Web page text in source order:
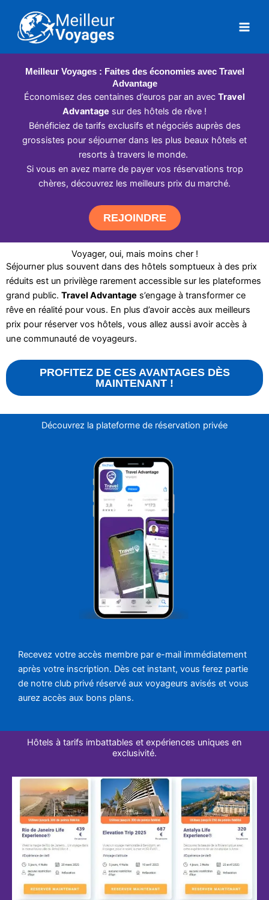
contenu
Meilleur Voyages : Faites des économies avec Travel
Advantage
Économisez des centaines d’euros par an avec Travel
Advantage sur des hôtels de rêve !
Bénéficiez de tarifs exclusifs et négociés auprès des
grossistes pour séjourner dans les plus beaux hôtels et
resorts à travers le monde.
Si vous en avez marre de payer vos réservations trop
chères, découvrez les meilleurs prix du marché.
REJOINDRE
Voyager, oui, mais moins cher !
Séjourner plus souvent dans des hôtels somptueux à des prix
réduits est un privilège rarement accessible sur les plateformes
grand public. Travel Advantage s’engage à transformer ce
rêve en réalité pour vous. En plus d’avoir accès aux meilleurs
prix pour réserver vos hôtels, vous allez aussi avoir accès à
une communauté de voyageurs.
PROFITEZ DE CES AVANTAGES DÈS
MAINTENANT !
Découvrez la plateforme de réservation privée
Recevez votre accès membre par e-mail immédiatement
après votre inscription. Dès cet instant, vous ferez partie
de notre club privé réservé aux voyageurs avisés et vous
aurez accès aux bons plans.
Hôtels à tarifs imbattables et expériences uniques en
exclusivité.